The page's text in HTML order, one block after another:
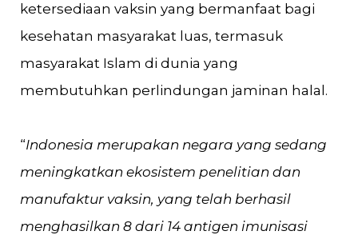
ketersediaan vaksin yang bermanfaat bagi
kesehatan masyarakat luas, termasuk
masyarakat Islam di dunia yang
membutuhkan perlindungan jaminan halal.
“Indonesia merupakan negara yang sedang
meningkatkan ekosistem penelitian dan
manufaktur vaksin, yang telah berhasil
menghasilkan 8 dari 14 antigen imunisasi